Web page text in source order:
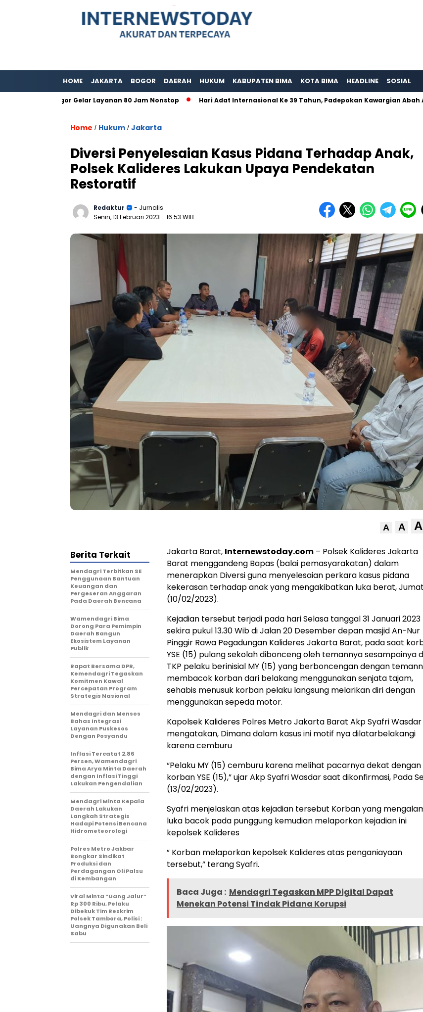
HOME JAKARTA BOGOR DAERAH HUKUM KABUPATEN BIMA KOTA BIMA HEADLINE SOSIAL
Bogor Gelar Layanan 80 Jam Nonstop Hari Adat Internasional Ke 39 Tahun, Padepokan Kawargian Abah Alam
Home / Hukum / Jakarta
Diversi Penyelesaian Kasus Pidana Terhadap Anak,
Polsek Kalideres Lakukan Upaya Pendekatan
Restoratif
Redaktur
- Jurnalis
Senin, 13 Februari 2023 - 16:53 WIB
A A A
Jakarta Barat, Internewstoday.com – Polsek Kalideres Jakarta
Barat menggandeng Bapas (balai pemasyarakatan) dalam
menerapkan Diversi guna menyelesaian perkara kasus pidana
kekerasan terhadap anak yang mengakibatkan luka berat, Jumat
(10/02/2023).
Kejadian tersebut terjadi pada hari Selasa tanggal 31 Januari 2023
sekira pukul 13.30 Wib di Jalan 20 Desember depan masjid An-Nur
Pinggir Rawa Pegadungan Kalideres Jakarta Barat, pada saat
YSE (15) pulang sekolah dibonceng oleh temannya sesampainya
TKP pelaku berinisial MY (15) yang berboncengan dengan
membacok korban dari belakang menggunakan senjata tajam,
sehabis menusuk korban pelaku langsung melarikan diri dengan
menggunakan sepeda motor.
Kapolsek Kalideres Polres Metro Jakarta Barat Akp Syafri Wasdar
mengatakan, Dimana dalam kasus ini motif nya dilatarbelakangi
karena cemburu
“Pelaku MY (15) cemburu karena melihat pacarnya dekat dengan
korban YSE (15),” ujar Akp Syafri Wasdar saat dikonfirmasi, Pada
(13/02/2023).
Syafri menjelaskan atas kejadian tersebut Korban yang
luka bacok pada punggung kemudian melaporkan kejadian ini
kepolsek Kalideres
” Korban melaporkan kepolsek Kalideres atas penganiayaan
tersebut,” terang Syafri.
Baca Juga : Mendagri Tegaskan MPP Digital Dapat
Menekan Potensi Tindak Pidana Korupsi
Berita Terkait
Mendagri Terbitkan SE
Penggunaan Bantuan
Keuangan dan
Pergeseran Anggaran
Pada Daerah Bencana
Wamendagri Bima
Dorong Para Pemimpin
Daerah Bangun
Ekosistem Layanan
Publik
Rapat Bersama DPR,
Kemendagri Tegaskan
Komitmen Kawal
Percepatan Program
Strategis Nasional
Mendagri dan Mensos
Bahas Integrasi
Layanan Puskesos
Dengan Posyandu
Inflasi Tercatat 2,86
Persen, Wamendagri
Bima Arya Minta Daerah
dengan Inflasi Tinggi
Lakukan Pengendalian
Mendagri Minta Kepala
Daerah Lakukan
Langkah Strategis
Hadapi Potensi Bencana
Hidrometeorologi
Polres Metro Jakbar
Bongkar Sindikat
Produksi dan
Perdagangan Oli Palsu
di Kembangan
Viral Minta “Uang Jalur”
Rp 300 Ribu, Pelaku
Dibekuk Tim Reskrim
Polsek Tambora, Polisi :
Uangnya Digunakan Beli
Sabu